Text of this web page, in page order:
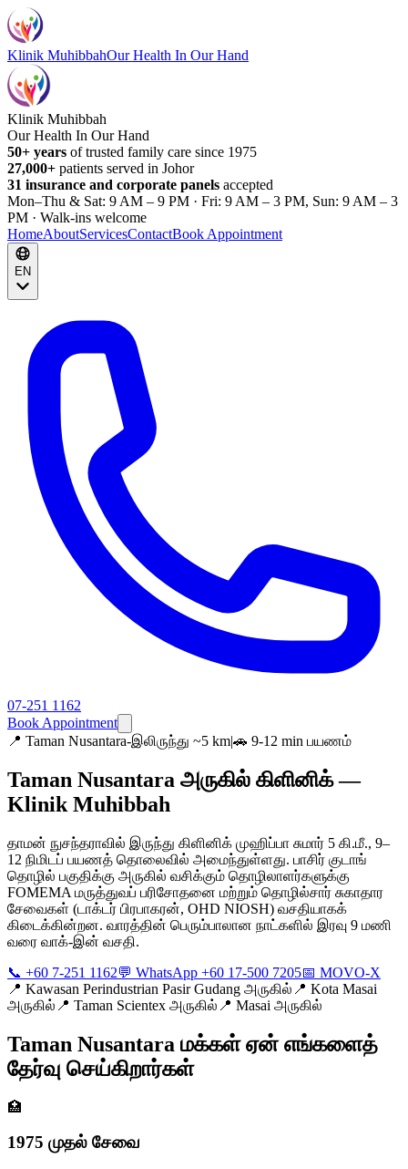
Klinik MuhibbahOur Health In Our Hand
Klinik Muhibbah
Our Health In Our Hand
50+ years of trusted family care since 1975
27,000+ patients served in Johor
31 insurance and corporate panels accepted
Mon–Thu & Sat: 9 AM – 9 PM · Fri: 9 AM – 3 PM, Sun: 9 AM – 3
PM · Walk-ins welcome
HomeAboutServicesContactBook Appointment
EN
07-251 1162
Book Appointment
📍 Taman Nusantara-இலிருந்து ~5 km|🚗 9-12 min பயணம்
Taman Nusantara அருகில் கிளினிக் —
Klinik Muhibbah
தாமன் நுசந்தராவில் இருந்து கிளினிக் முஹிப்பா சுமார் 5 கி.மீ., 9–
12 நிமிடப் பயணத் தொலைவில் அமைந்துள்ளது. பாசிர் குடாங்
தொழில் பகுதிக்கு அருகில் வசிக்கும் தொழிலாளர்களுக்கு
FOMEMA மருத்துவப் பரிசோதனை மற்றும் தொழில்சார் சுகாதார
சேவைகள் (டாக்டர் பிரபாகரன், OHD NIOSH) வசதியாகக்
கிடைக்கின்றன. வாரத்தின் பெரும்பாலான நாட்களில் இரவு 9 மணி
வரை வாக்-இன் வசதி.
📞 +60 7-251 1162💬 WhatsApp +60 17-500 7205📅 MOVO-X
📍 Kawasan Perindustrian Pasir Gudang அருகில் 📍 Kota Masai
அருகில் 📍 Taman Scientex அருகில் 📍 Masai அருகில்
Taman Nusantara மக்கள் ஏன் எங்களைத்
தேர்வு செய்கிறார்கள்
🏥
1975 முதல் சேவை